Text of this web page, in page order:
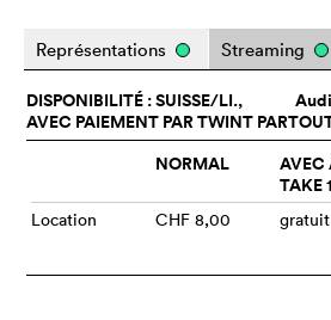
Représentations Streaming
DISPONIBILITÉ : SUISSE/LI.,
AVEC PAIEMENT PAR TWINT
NORMAL
AVEC
TAKE
Location CHF 8,00 gratuit